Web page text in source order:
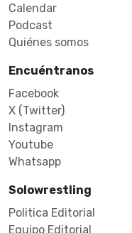
Calendar
Podcast
Quiénes somos
Encuéntranos
Facebook
X (Twitter)
Instagram
Youtube
Whatsapp
Solowrestling
Politica Editorial
Equipo Editorial